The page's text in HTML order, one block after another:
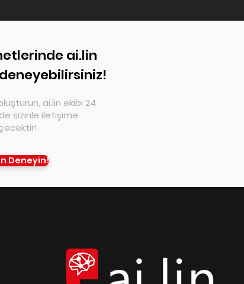
ai.lin
ai.lin ekibi 24
sizinle iletişime
Deneyin!